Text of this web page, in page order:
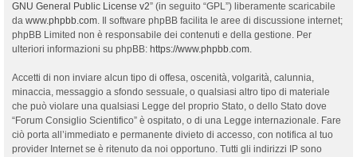
GNU General Public License v2” (in seguito “GPL”) liberamente scaricabile
da www.phpbb.com. Il software phpBB facilita le aree di discussione internet;
phpBB Limited non è responsabile dei contenuti e della gestione. Per
ulteriori informazioni su phpBB: https://www.phpbb.com.
Accetti di non inviare alcun tipo di offesa, oscenità, volgarità, calunnia,
minaccia, messaggio a sfondo sessuale, o qualsiasi altro tipo di materiale
che può violare una qualsiasi Legge del proprio Stato, o dello Stato dove
“Forum Consiglio Scientifico” è ospitato, o di una Legge internazionale. Fare
ciò porta all’immediato e permanente divieto di accesso, con notifica al tuo
provider Internet se è ritenuto da noi opportuno. Tutti gli indirizzi IP sono